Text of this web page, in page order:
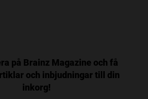
på Brainz Magazine och få
och inbjudningar till din
inkorg!